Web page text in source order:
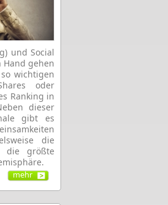
und Social
gehen
wichtigen
oder
Ranking in
dieser
gibt es
die
die größte
mehr